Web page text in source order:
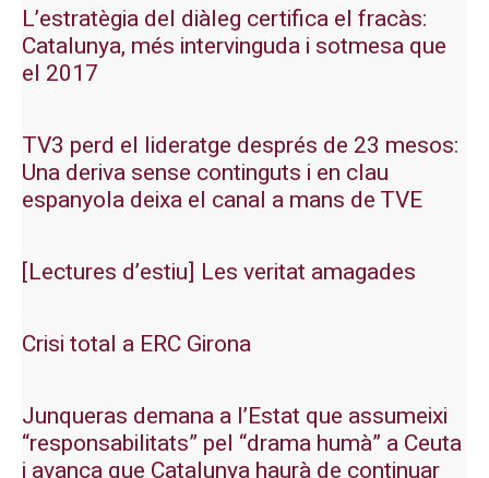
L’estratègia del diàleg certifica el fracàs:
Catalunya, més intervinguda i sotmesa que
el 2017
TV3 perd el lideratge després de 23 mesos:
Una deriva sense continguts i en clau
espanyola deixa el canal a mans de TVE
[Lectures d’estiu] Les veritat amagades
Crisi total a ERC Girona
Junqueras demana a l’Estat que assumeixi
“responsabilitats” pel “drama humà” a Ceuta
i avança que Catalunya haurà de continuar